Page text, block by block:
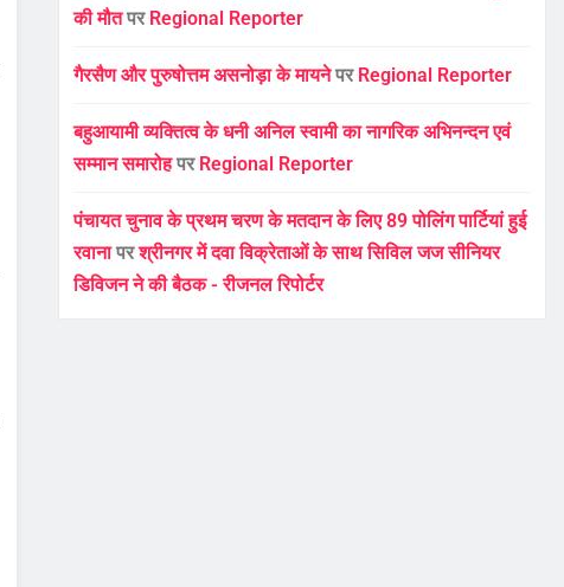
की मौतपर Regional Reporter
गैरसैण और पुरुषोत्तम असनोड़ा के मायनेपर Regional Reporter
बहुआयामी व्यक्तित्व के धनी अनिल स्वामी का नागरिक अभिनन्दन एवं
सम्मान समारोहपर Regional Reporter
पंचायत चुनाव के प्रथम चरण के मतदान के लिए 89 पोलिंग पार्टियां हुई
रवानापरश्रीनगर में दवा विक्रेताओं के साथ सिविल जज सीनियर
डिविजन ने की बैठक - रीजनल रिपोर्टर